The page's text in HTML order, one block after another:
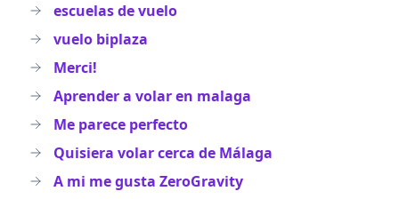
escuelas de vuelo
vuelo biplaza
Merci!
Aprender a volar en malaga
Me parece perfecto
Quisiera volar cerca de Málaga
A mi me gusta ZeroGravity